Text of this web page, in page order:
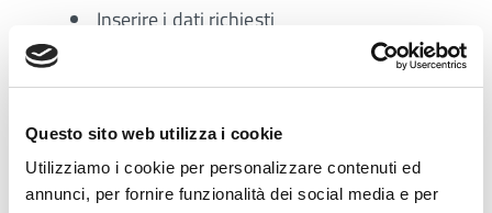
Questo sito web utilizza i cookie
Utilizziamo i cookie per personalizzare contenuti ed
annunci, per fornire funzionalità dei social media e per
Inserire i dati richiesti
La richiesta della casella PEC viene
salvata e vengono inviati via email
sottoscrizione del servizio PEC.
La casella sarà attivata solamente
dopo la ricezione via fax della